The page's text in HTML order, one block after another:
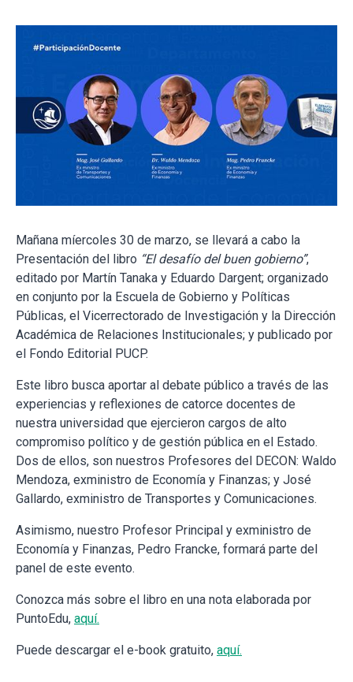
Mañana míercoles 30 de marzo, se llevará a cabo la
Presentación del libro “El desafío del buen gobierno”,
editado por Martín Tanaka y Eduardo Dargent; organizado
en conjunto por la Escuela de Gobierno y Políticas
Públicas, el Vicerrectorado de Investigación y la Dirección
Académica de Relaciones Institucionales; y publicado por
el Fondo Editorial PUCP.
Este libro busca aportar al debate público a través de las
experiencias y reflexiones de catorce docentes de
nuestra universidad que ejercieron cargos de alto
compromiso político y de gestión pública en el Estado.
Dos de ellos, son nuestros Profesores del DECON: Waldo
Mendoza, exministro de Economía y Finanzas; y José
Gallardo, exministro de Transportes y Comunicaciones.
Asimismo, nuestro Profesor Principal y exministro de
Economía y Finanzas, Pedro Francke, formará parte del
panel de este evento.
Conozca más sobre el libro en una nota elaborada por
PuntoEdu, aquí.
Puede descargar el e-book gratuito, aquí.